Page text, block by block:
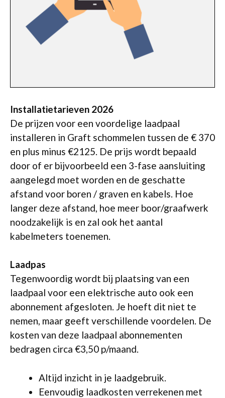
Installatietarieven 2026
De prijzen voor een voordelige laadpaal
installeren in Graft schommelen tussen de € 370
en plus minus €2125. De prijs wordt bepaald
door of er bijvoorbeeld een 3-fase aansluiting
aangelegd moet worden en de geschatte
afstand voor boren / graven en kabels. Hoe
langer deze afstand, hoe meer boor/graafwerk
noodzakelijk is en zal ook het aantal
kabelmeters toenemen.
Laadpas
Tegenwoordig wordt bij plaatsing van een
laadpaal voor een elektrische auto ook een
abonnement afgesloten. Je hoeft dit niet te
nemen, maar geeft verschillende voordelen. De
kosten van deze laadpaal abonnementen
bedragen circa €3,50 p/maand.
Altijd inzicht in je laadgebruik.
Eenvoudig laadkosten verrekenen met